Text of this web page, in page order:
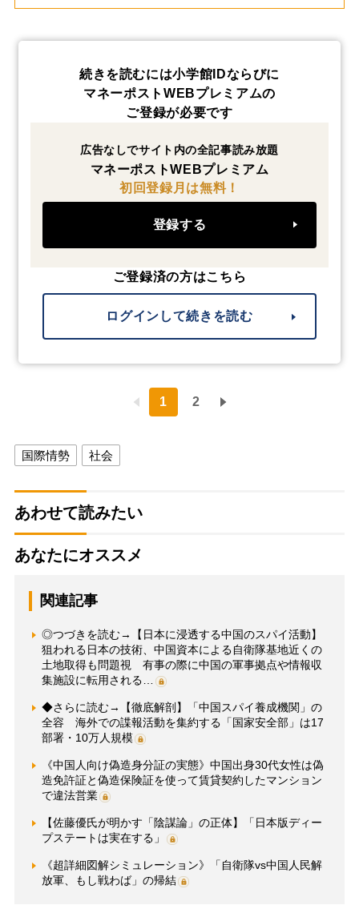
続きを読むには小学館IDならびに
マネーポストWEBプレミアムの
ご登録が必要です
広告なしでサイト内の全記事読み放題
マネーポストWEBプレミアム
初回登録月は無料！
登録する
ご登録済の方はこちら
ログインして続きを読む
1 2
国際情勢 社会
あわせて読みたい
あなたにオススメ
関連記事
◎つづきを読む→【日本に浸透する中国のスパイ活動】
狙われる日本の技術、中国資本による自衛隊基地近くの
土地取得も問題視 有事の際に中国の軍事拠点や情報収
集施設に転用される…
◆さらに読む→【徹底解剖】「中国スパイ養成機関」の
全容 海外での諜報活動を集約する「国家安全部」は17
部署・10万人規模
《中国人向け偽造身分証の実態》中国出身30代女性は偽
造免許証と偽造保険証を使って賃貸契約したマンション
で違法営業
【佐藤優氏が明かす「陰謀論」の正体】「日本版ディー
プステートは実在する」
《超詳細図解シミュレーション》「自衛隊vs中国人民解
放軍、もし戦わば」の帰結